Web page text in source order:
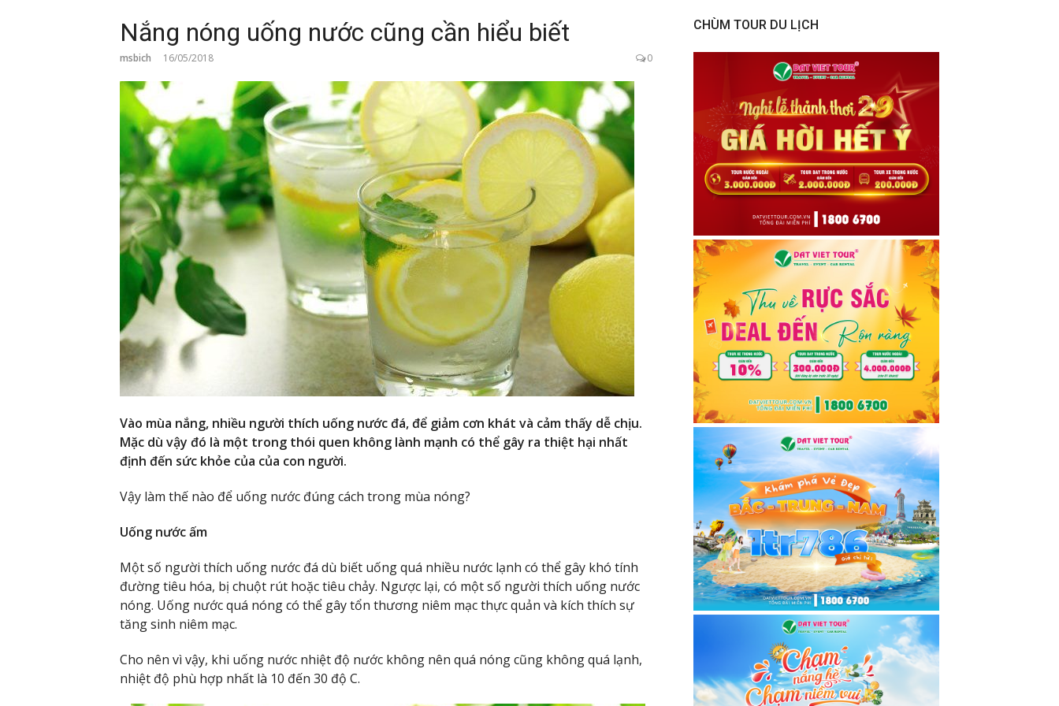
Nắng nóng uống nước cũng cần hiểu biết
msbich 16/05/2018 0
Vào mùa nắng, nhiều người thích uống nước đá, để giảm cơn khát và cảm thấy dễ chịu.
Mặc dù vậy đó là một trong thói quen không lành mạnh có thể gây ra thiệt hại nhất
định đến sức khỏe của của con người.
Vậy làm thế nào để uống nước đúng cách trong mùa nóng?
Uống nước ấm
Một số người thích uống nước đá dù biết uống quá nhiều nước lạnh có thể gây khó tính
đường tiêu hóa, bị chuột rút hoặc tiêu chảy. Ngược lại, có một số người thích uống nước
nóng. Uống nước quá nóng có thể gây tổn thương niêm mạc thực quản và kích thích sự
tăng sinh niêm mạc.
Cho nên vì vậy, khi uống nước nhiệt độ nước không nên quá nóng cũng không quá lạnh,
nhiệt độ phù hợp nhất là 10 đến 30 độ C.
CHÙM TOUR DU LỊCH